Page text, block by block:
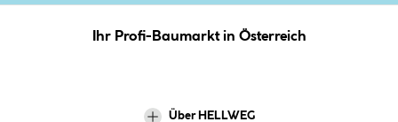
Ihr Profi-Baumarkt in Österreich
Über HELLWEG